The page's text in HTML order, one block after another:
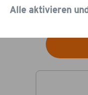
Lieferzeit: 2-5
Alle aktivieren